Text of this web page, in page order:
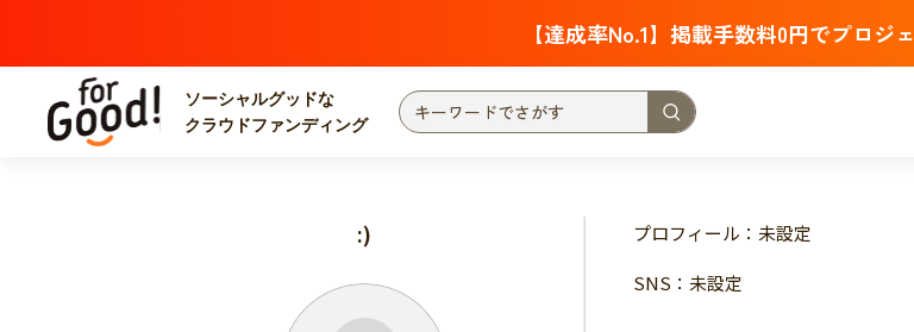
【達成率No.1】掲載手数料0円でプロジ
ソーシャルグッドな
クラウドファンディング
支援金額が多い 支援人数が多い
国際協力 子ども・教育
災害
:)
プロフィール：未設定
SNS：未設定